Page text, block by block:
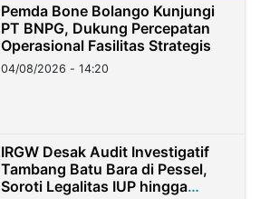
Pemda Bone Bolango Kunjungi
PT BNPG, Dukung Percepatan
Operasional Fasilitas Strategis
04/08/2026 - 14:20
IRGW Desak Audit Investigatif
Tambang Batu Bara di Pessel,
Soroti Legalitas IUP hingga